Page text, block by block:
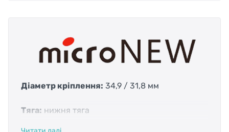
Діаметр кріплення: 34,9 / 31,8 мм
Тяга: нижня тяга